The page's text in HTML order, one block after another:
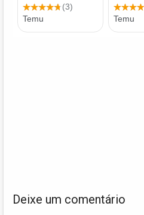
Deixe um comentário